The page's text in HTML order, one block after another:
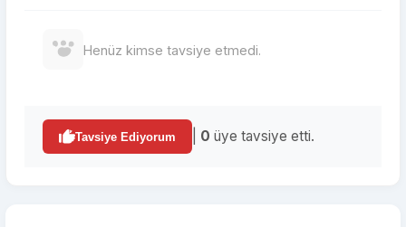
Henüz kimse tavsiye etmedi.
Tavsiye Ediyorum 0 üye tavsiye etti.